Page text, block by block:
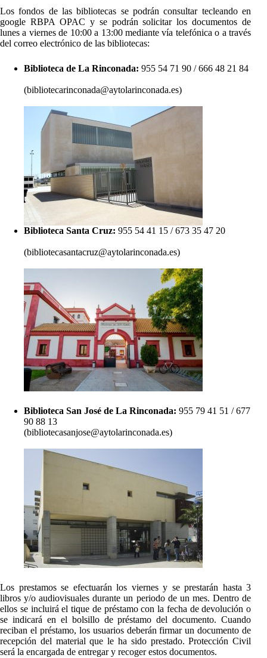
Los fondos de las bibliotecas se podrán consultar tecleando en
google RBPA OPAC y se podrán solicitar los documentos de
lunes a viernes de 10:00 a 13:00 mediante vía telefónica o a través
del correo electrónico de las bibliotecas:
Biblioteca de La Rinconada: 955 54 71 90 / 666 48 21 84
(bibliotecarinconada@aytolarinconada.es)
Biblioteca Santa Cruz: 955 54 41 15 / 673 35 47 20
(bibliotecasantacruz@aytolarinconada.es)
Biblioteca San José de La Rinconada: 955 79 41 51 / 677
90 88 13
(bibliotecasanjose@aytolarinconada.es)
Los prestamos se efectuarán los viernes y se prestarán hasta 3
libros y/o audiovisuales durante un periodo de un mes. Dentro de
ellos se incluirá el tique de préstamo con la fecha de devolución o
se indicará en el bolsillo de préstamo del documento. Cuando
reciban el préstamo, los usuarios deberán firmar un documento de
recepción del material que le ha sido prestado. Protección Civil
será la encargada de entregar y recoger estos documentos.